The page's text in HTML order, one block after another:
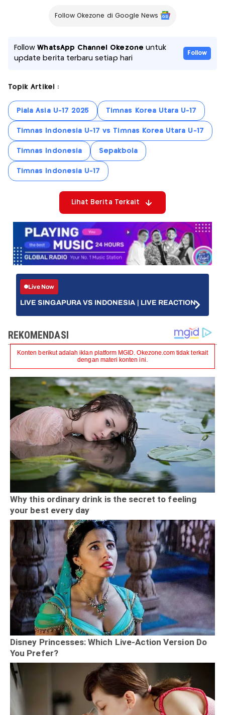
Follow Okezone di Google News
FollowWhatsApp Channel Okezone untuk
update berita terbaru setiap hari
Follow
Topik Artikel :
Piala Asia U-17 2025 Timnas Korea Utara U-17
Timnas Indonesia U-17 vs Timnas Korea Utara U-17
Timnas Indonesia Sepakbola
Timnas Indonesia U-17
Lihat Berita Terkait
Live Now
LIVE SINGAPURA VS INDONESIA | LIVE REACTION